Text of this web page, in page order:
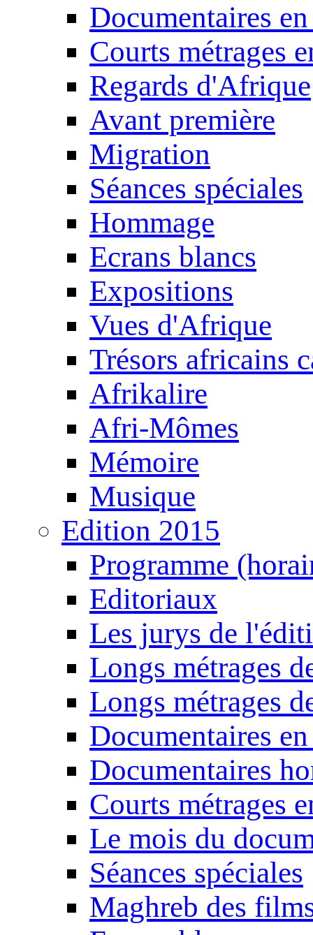
Documentaires
Courts métrages
Regards d'Afrique
Avant première
Migration
Séances spéciales
Hommage
Ecrans blancs
Expositions
Vues d'Afrique
Trésors africains
Afrikalire
Afri-Mômes
Mémoire
Musique
Edition 2015
Programme
Editoriaux
Les jurys de
Longs métrages
Longs métrages
Documentaires
Documentaires
Courts métrages
Le mois du
Séances spéciales
Maghreb des